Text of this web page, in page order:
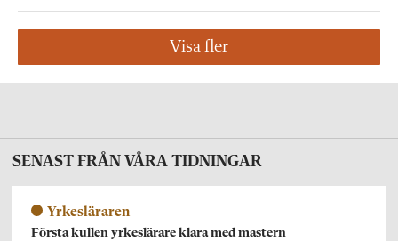
Visa fler
SENAST FRÅN VÅRA TIDNINGAR
Yrkesläraren
Första kullen yrkeslärare klara med mastern